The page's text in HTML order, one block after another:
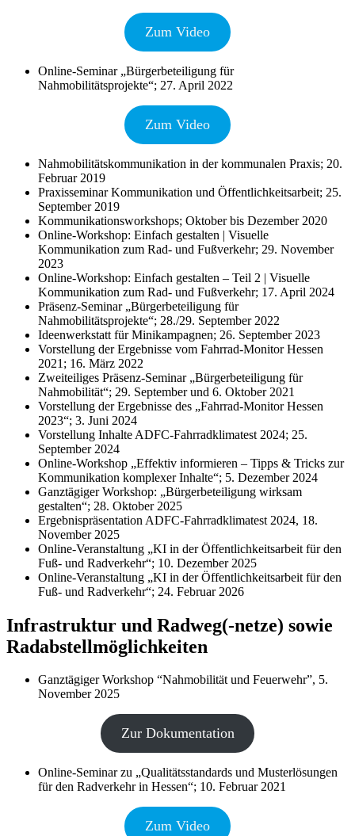
Zum Video
Online-Seminar „Bürgerbeteiligung für
Nahmobilitätsprojekte“; 27. April 2022
Zum Video
Nahmobilitätskommunikation in der kommunalen Praxis; 20.
Februar 2019
Praxisseminar Kommunikation und Öffentlichkeitsarbeit; 25.
September 2019
Kommunikationsworkshops; Oktober bis Dezember 2020
Online-Workshop: Einfach gestalten | Visuelle
Kommunikation zum Rad- und Fußverkehr; 29. November
2023
Online-Workshop: Einfach gestalten – Teil 2 | Visuelle
Kommunikation zum Rad- und Fußverkehr; 17. April 2024
Präsenz-Seminar „Bürgerbeteiligung für
Nahmobilitätsprojekte“; 28./29. September 2022
Ideenwerkstatt für Minikampagnen; 26. September 2023
Vorstellung der Ergebnisse vom Fahrrad-Monitor Hessen
2021; 16. März 2022
Zweiteiliges Präsenz-Seminar „Bürgerbeteiligung für
Nahmobilität“; 29. September und 6. Oktober 2021
Vorstellung der Ergebnisse des „Fahrrad-Monitor Hessen
2023“; 3. Juni 2024
Vorstellung Inhalte ADFC-Fahrradklimatest 2024; 25.
September 2024
Online-Workshop „Effektiv informieren – Tipps & Tricks zur
Kommunikation komplexer Inhalte“; 5. Dezember 2024
Ganztägiger Workshop: „Bürgerbeteiligung wirksam
gestalten“; 28. Oktober 2025
Ergebnispräsentation ADFC-Fahrradklimatest 2024, 18.
November 2025
Online-Veranstaltung „KI in der Öffentlichkeitsarbeit für den
Fuß- und Radverkehr“; 10. Dezember 2025
Online-Veranstaltung „KI in der Öffentlichkeitsarbeit für den
Fuß- und Radverkehr“; 24. Februar 2026
Infrastruktur und Radweg(-netze) sowie
Radabstellmöglichkeiten
Ganztägiger Workshop “Nahmobilität und Feuerwehr”, 5.
November 2025
Zur Dokumentation
Online-Seminar zu „Qualitätsstandards und Musterlösungen
für den Radverkehr in Hessen“; 10. Februar 2021
Zum Video